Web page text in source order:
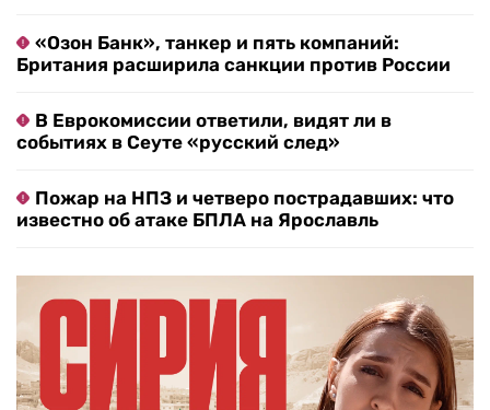
«Озон Банк», танкер и пять компаний:
Британия расширила санкции против России
В Еврокомиссии ответили, видят ли в
событиях в Сеуте «русский след»
Пожар на НПЗ и четверо пострадавших: что
известно об атаке БПЛА на Ярославль